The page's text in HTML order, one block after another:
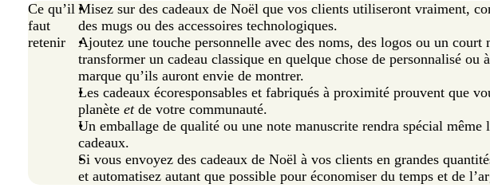
Ce qu’il
faut
retenir
Misez sur des cadeaux de Noël que vos clients utiliseront vraiment,
des mugs ou des accessoires technologiques.
Ajoutez une touche personnelle avec des noms, des logos ou un court
transformer un cadeau classique en quelque chose de personnalisé ou
marque qu’ils auront envie de montrer.
Les cadeaux écoresponsables et fabriqués à proximité prouvent que
planète etde votre communauté.
Un emballage de qualité ou une note manuscrite rendra spécial même
cadeaux.
Si vous envoyez des cadeaux de Noël à vos clients en grandes
et automatisez autant que possible pour économiser du temps et de